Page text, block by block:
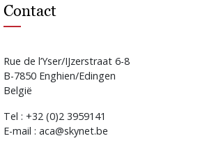
Contact
Rue de l’Yser/IJzerstraat 6-8
B-7850 Enghien/Edingen
België
Tel : +32 (0)2 3959141
E-mail : aca@skynet.be